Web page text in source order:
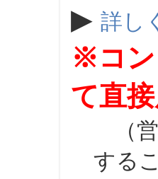
▶ 詳し
※コン
て直
（営
する